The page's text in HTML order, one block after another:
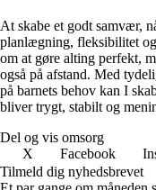
At skabe et godt samvær,
planlægning, fleksibilitet
om at gøre alting perfekt,
også på afstand. Med
på barnets behov kan I
bliver trygt, stabilt og
Del og vis omsorg
X
Facebook
Tilmeld dig nyhedsbrevet